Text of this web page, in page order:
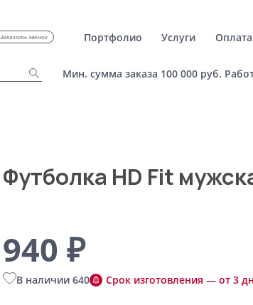
Заказать звонок Портфолио Услуги
Мин. сумма заказа 100 000 руб.
Футболка HD Fit
940 ₽
В наличии 640 Срок изготовления — от 3